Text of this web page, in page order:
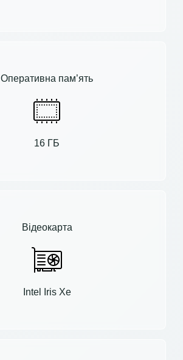
Оперативна пам’ять
16 ГБ
Відеокарта
Intel Iris Xe